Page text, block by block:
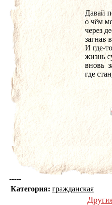
Давай
о чём
через
загнав
И где-
жизнь
вновь
где
-----
Категория: гражданская